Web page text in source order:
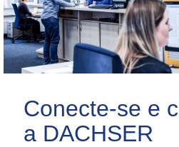
Conecte-se e
a DACHSER